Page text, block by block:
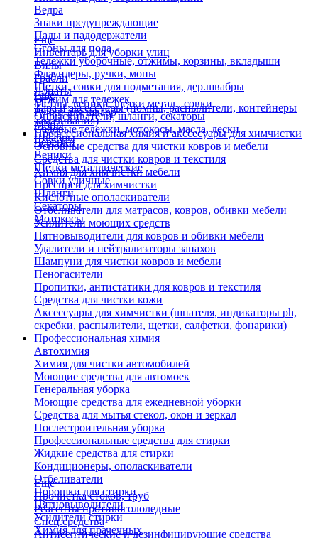
Ведра
Знаки предупреждающие
Пады и падодержатели
Сгоны для пола
Тележки уборочные, отжимы, корзины, вкладыши
Флаундеры, ручки, мопы
Щетки, совки для подметания, дер.швабры
Отжим для тележек
Ручки для швабр
Мопы
Швабры
Еще
Инвентарь для уборки улиц
Вилы
Грабли
Лопаты
Метлы, веники, щетки метал., совки
Опрыскиватели, шланги, секаторы
Садовые тележки, мотокосы, масла, лески
Черенки
Веники
Щетки металлические
Совки уличные
Шланги
Секаторы
Мотокосы
Еще
Тара и аксессуары (помпы, распылители, контейнеры
замачивания)
Профессиональная химия и акссесуары для химчистки
Основные средства для чистки ковров и мебели
Средства для чистки ковров и текстиля
Химия для химчистки мебели
Преспреи для химчистки
Кислотные ополаскиватели
Отбеливатели для матрасов, ковров, обивки мебели
Усилители моющих средств
Пятновыводители для ковров и обивки мебели
Удалители и нейтрализаторы запахов
Шампуни для чистки ковров и мебели
Пеногасители
Пропитки, антистатики для ковров и текстиля
Средства для чистки кожи
Аксессуары для химчистки (шпателя, индикаторы ph,
скребки, распылители, щетки, салфетки, фонарики)
Профессиональная химия
Автохимия
Химия для чистки автомобилей
Моющие средства для автомоек
Генеральная уборка
Моющие средства для ежедневной уборки
Средства для мытья стекол, окон и зеркал
Послестроительная уборка
Профессиональные средства для стирки
Жидкие средства для стирки
Кондиционеры, ополаскиватели
Отбеливатели
Порошки для стирки
Пятновыводители
Усилители стирки
Химия для прачечных
Еще
Прочистка стоков, труб
Реагенты противогололедные
Спец.средства
Антисептические и дезинфицирующие средства